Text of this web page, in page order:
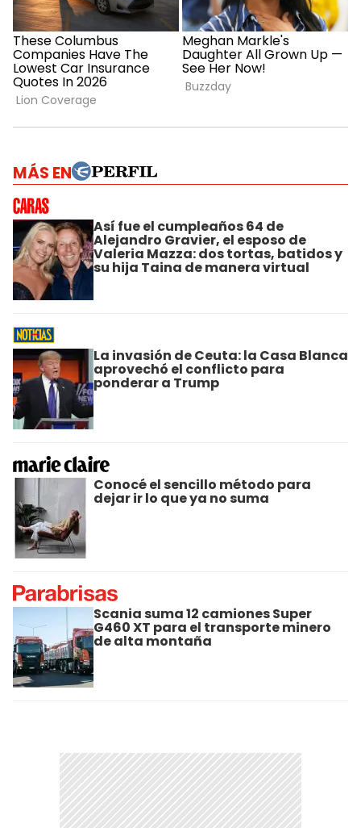
MÁS EN
Así fue el cumpleaños 64 de
Alejandro Gravier, el esposo de
Valeria Mazza: dos tortas, batidos y
su hija Taina de manera virtual
La invasión de Ceuta: la Casa Blanca
aprovechó el conflicto para
ponderar a Trump
Conocé el sencillo método para
dejar ir lo que ya no suma
Scania suma 12 camiones Super
G460 XT para el transporte minero
de alta montaña